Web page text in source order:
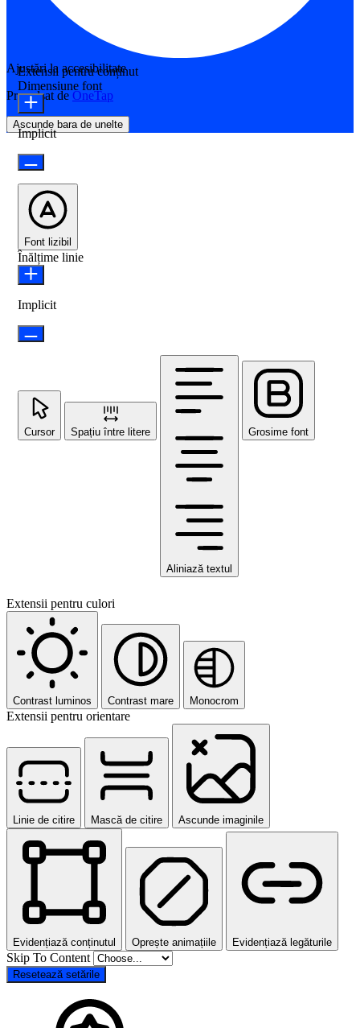
Ajustări la accesibilitate
Propulsat de OneTap
Ascunde bara de unelte
Extensii pentru conținut
Dimensiune font
Implicit
Font lizibil
Înălțime linie
Implicit
Cursor Spațiu între litere
Aliniază textul
Grosime font
Extensii pentru culori
Contrast luminos Contrast mare Monocrom
Extensii pentru orientare
Linie de citire Mască de citire Ascunde imaginile
Evidențiază conținutul Oprește animațiile Evidențiază legăturile
Skip To Content
Resetează setările